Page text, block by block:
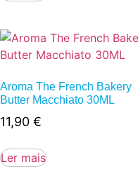
Aroma The French Bakery
Butter Macchiato 30ML
11,90 €
Ler mais